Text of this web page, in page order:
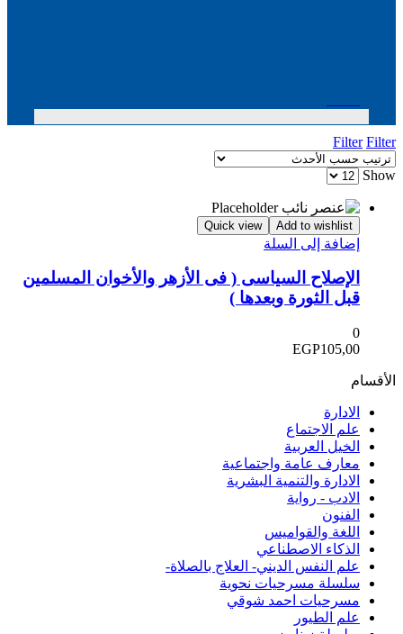
Filter Filter
Show
Add to wishlist
Quick view
إضافة إلى السلة
الإصلاح السياسى ( فى الأزهر والأخوان المسلمين
قبل الثورة وبعدها )
0
EGP105,00
الأقسام
الادارة
علم الاجتماع
الخيل العربية
معارف عامة واجتماعية
الادارة والتنمية البشرية
الادب - رواية
الفنون
اللغة والقواميس
الذكاء الاصطناعي
علم النفس الديني- العلاج بالصلاة-
سلسلة مسرحيات نحوية
مسرحيات احمد شوقي
علم الطيور